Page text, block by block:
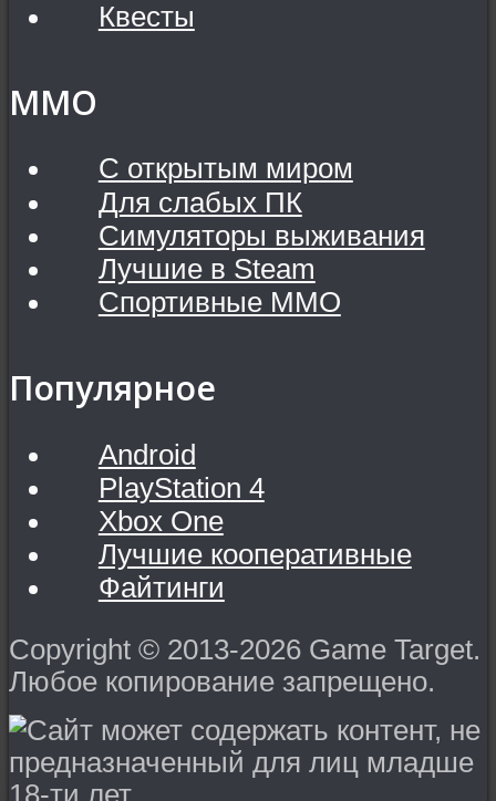
Квесты
MMO
С открытым миром
Для слабых ПК
Симуляторы выживания
Лучшие в Steam
Спортивные MMO
Популярное
Android
PlayStation 4
Xbox One
Лучшие кооперативные
Файтинги
Copyright © 2013-2026 Game Target.
Любое копирование запрещено.